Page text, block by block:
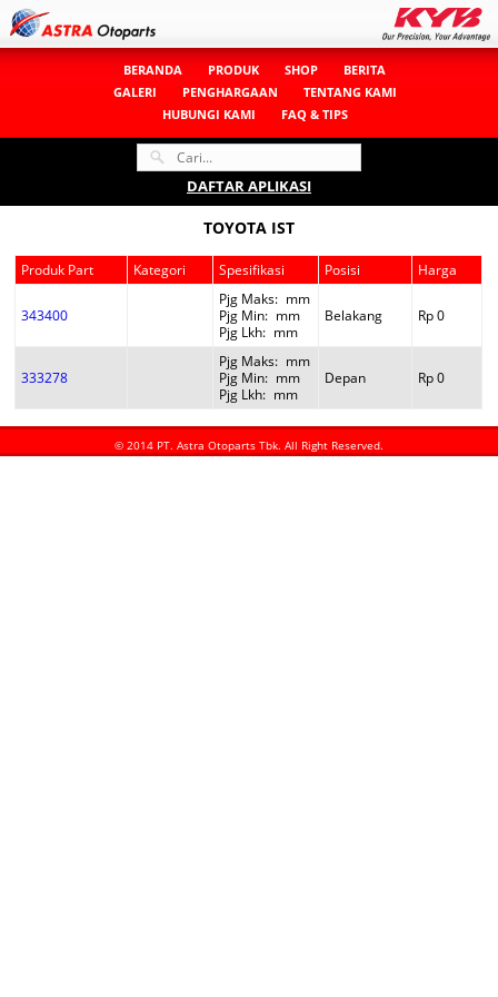
BERANDA PRODUK SHOP
BERITA
GALERI
PENGHARGAAN
TENTANG KAMI
HUBUNGI KAMI
FAQ & TIPS
DAFTAR APLIKASI
TOYOTA IST
Produk Part Kategori Spesifikasi Posisi Harga
343400
Pjg Maks: mm
Pjg Min: mm
Pjg Lkh: mm
Belakang Rp 0
333278
Pjg Maks: mm
Pjg Min: mm
Pjg Lkh: mm
Depan Rp 0
© 2014 PT. Astra Otoparts Tbk. All Right Reserved.